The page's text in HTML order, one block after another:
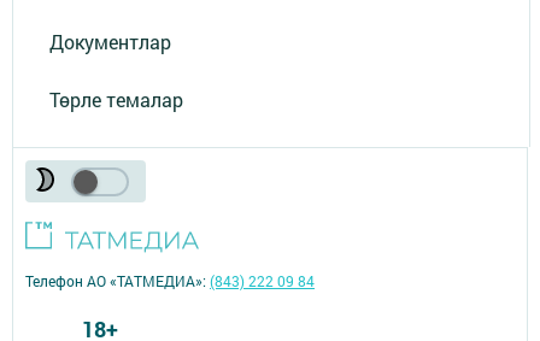
Документлар
Төрле темалар
Телефон АО «ТАТМЕДИА»:(843) 222 09 84
18+